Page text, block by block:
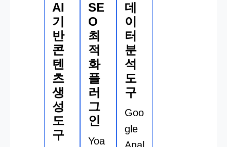
AI
기
반
콘
텐
츠
생
성
도
구
SE
O
최
적
화
플
러
그
인
Yoa
데
이
터
분
석
도
구
Goo
gle